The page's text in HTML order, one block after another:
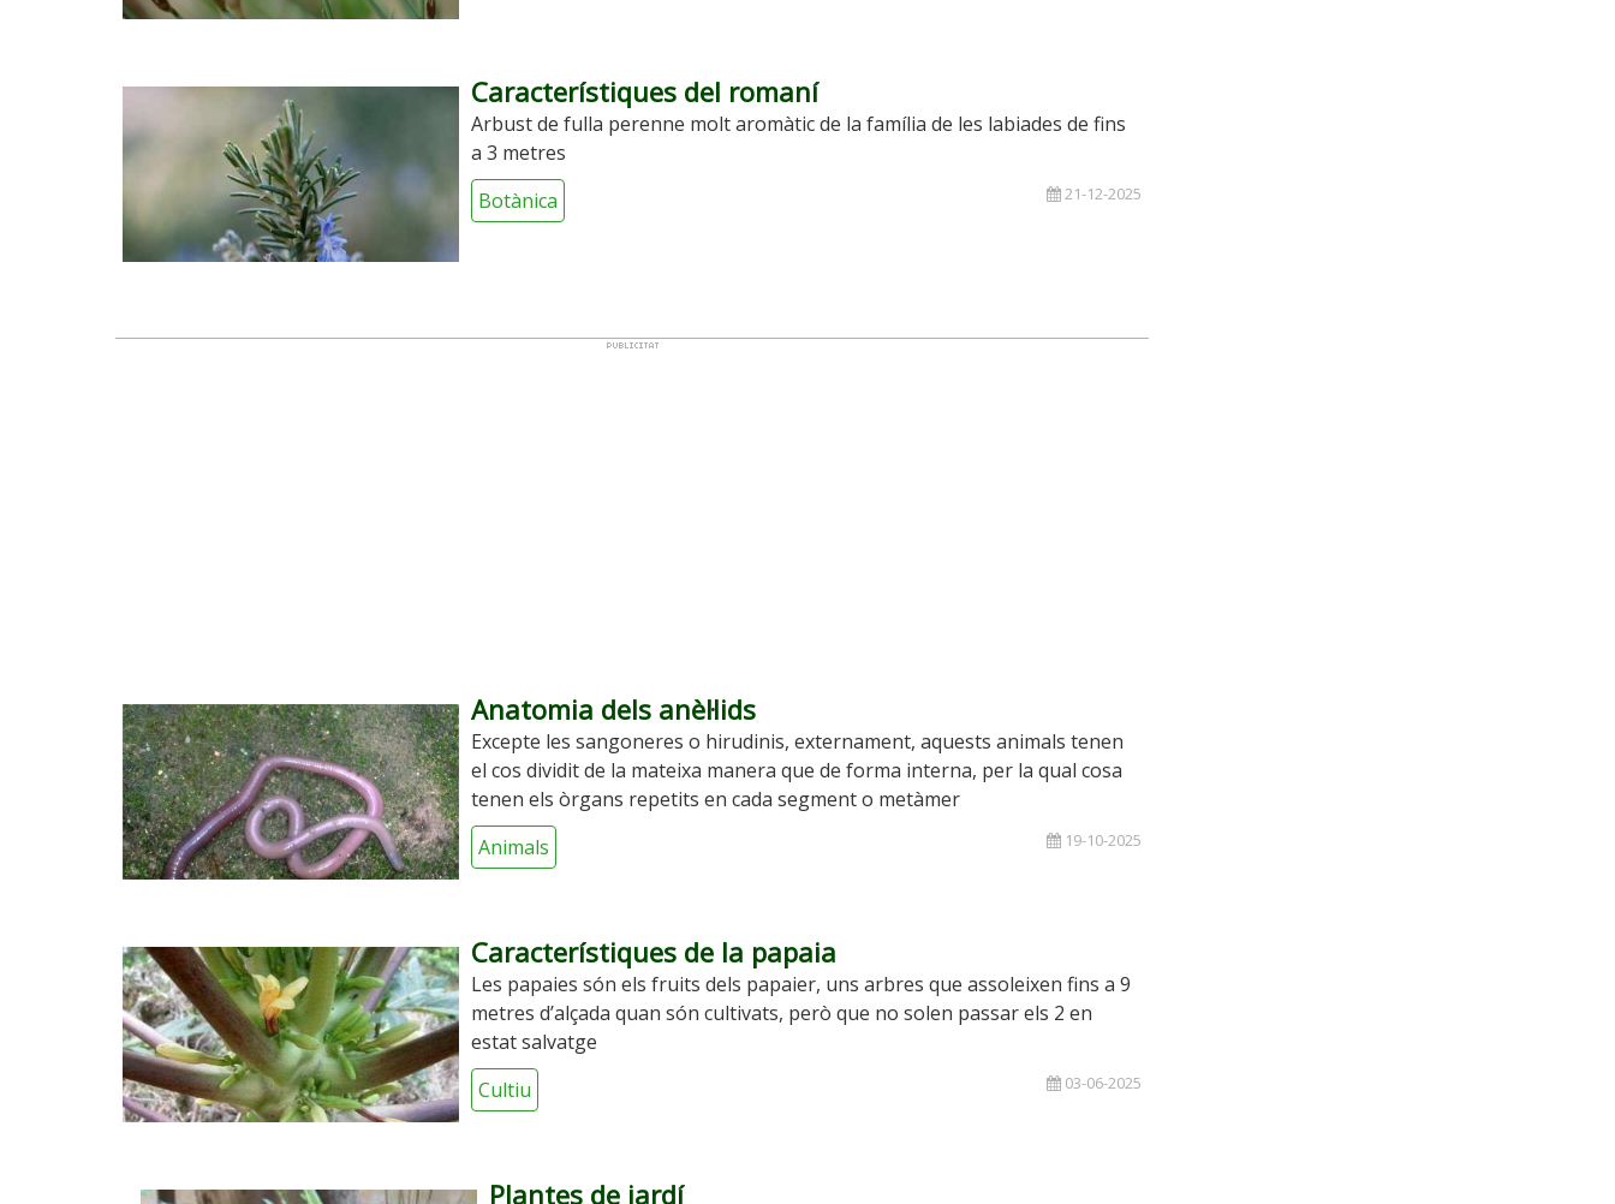
Característiques del romaní
Arbust de fulla perenne molt aromàtic de la família de les labiades de fins
a 3 metres
21-12-2025
Botànica
Anatomia dels anèl·lids
Excepte les sangoneres o hirudinis, externament, aquests animals tenen
el cos dividit de la mateixa manera que de forma interna, per la qual cosa
tenen els òrgans repetits en cada segment o metàmer
19-10-2025
Animals
Característiques de la papaia
Les papaies són els fruits dels papaier, uns arbres que assoleixen fins a 9
metres d’alçada quan són cultivats, però que no solen passar els 2 en
estat salvatge
03-06-2025
Cultiu
Plantes de jardí